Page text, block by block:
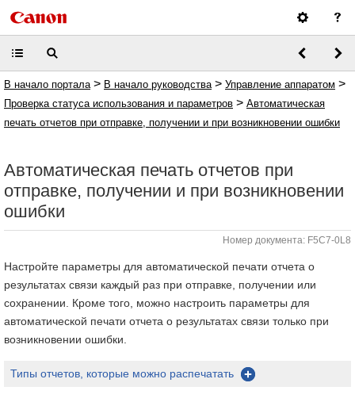
В начало портала > В начало руководства > Управление аппаратом >
Проверка статуса использования и параметров > Автоматическая
печать отчетов при отправке, получении и при возникновении ошибки
Автоматическая печать отчетов при
отправке, получении и при возникновении
ошибки
Номер документа: F5C7-0L8
Настройте параметры для автоматической печати отчета о
результатах связи каждый раз при отправке, получении или
сохранении. Кроме того, можно настроить параметры для
автоматической печати отчета о результатах связи только при
возникновении ошибки.
Типы отчетов, которые можно распечатать